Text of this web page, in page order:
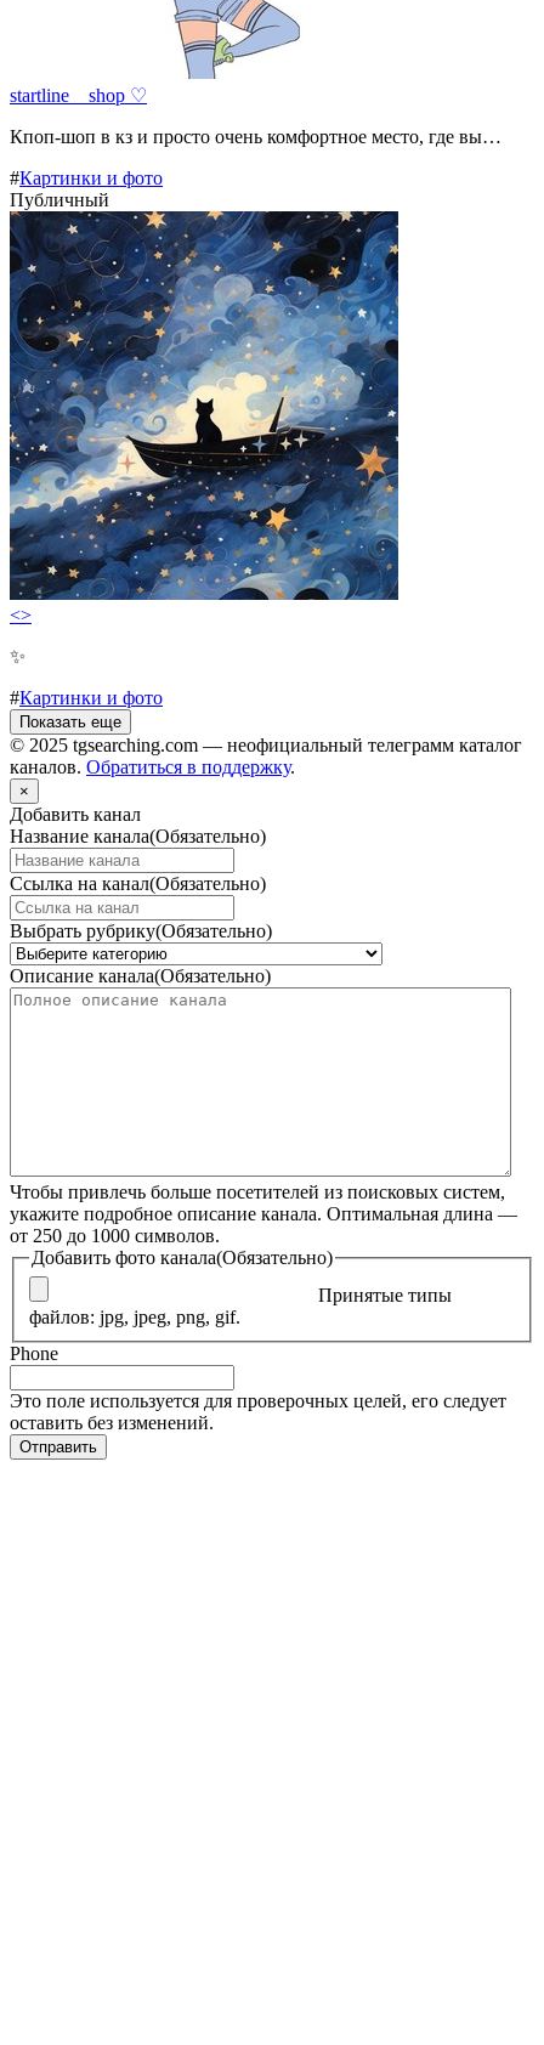
startline__shop ♡
Кпоп-шоп в кз и просто очень комфортное место, где вы…
#Картинки и фото
Публичный
<>
✨
#Картинки и фото
Показать еще
© 2025 tgsearching.com — неофициальный телеграмм каталог
каналов. Обратиться в поддержку.
×
Добавить канал
Название канала(Обязательно)
Ссылка на канал(Обязательно)
Выбрать рубрику(Обязательно)
Описание канала(Обязательно)
Чтобы привлечь больше посетителей из поисковых систем,
укажите подробное описание канала. Оптимальная длина —
от 250 до 1000 символов.
Добавить фото канала(Обязательно)
Принятые типы
файлов: jpg, jpeg, png, gif.
Phone
Это поле используется для проверочных целей, его следует
оставить без изменений.